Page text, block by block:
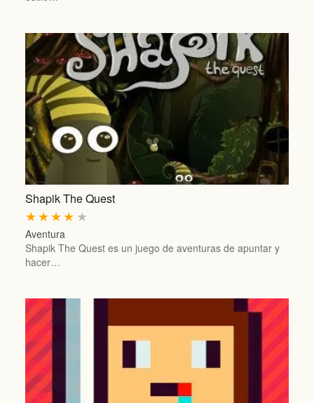
Shapik The Quest
★
★
★
★
★
Aventura
Shapik The Quest es un juego de aventuras de apuntar y
hacer…